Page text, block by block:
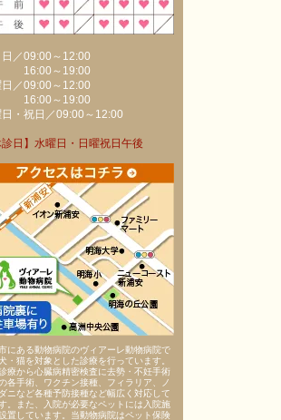
／09:00～12:00
～19:00
日／09:00～12:00
～19:00
日・祝日／09:00～12:00
診日】水曜日・日曜祝日午後
にある動物病院のヴィアーレ動物病院で
・猫を対象とした診療を行っています。
療から心臓病精密検査に去勢・不妊手術
各手術、ワクチン接種、フィラリア、ノ
ニなど各種予防接種など幅広く対応して
。また、入院が必要なペットには入院施
置しています。当動物病院はペット保険